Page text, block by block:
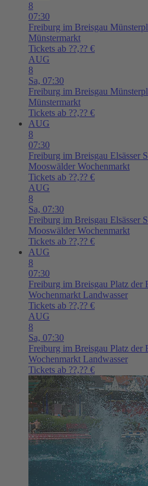
8
07:30
Freiburg im Breisgau
Münstermarkt
Tickets ab ??,?? €
AUG
8
Sa, 07:30
Freiburg im Breisgau
Münstermarkt
Tickets ab ??,?? €
AUG
8
07:30
Freiburg im Breisgau Elsässer
Mooswälder Wochenmarkt
Tickets ab ??,?? €
AUG
8
Sa, 07:30
Freiburg im Breisgau Elsässer
Mooswälder Wochenmarkt
Tickets ab ??,?? €
AUG
8
07:30
Freiburg im Breisgau Platz der
Wochenmarkt Landwasser
Tickets ab ??,?? €
AUG
8
Sa, 07:30
Freiburg im Breisgau Platz der
Wochenmarkt Landwasser
Tickets ab ??,?? €